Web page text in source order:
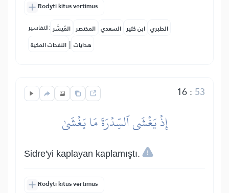
Rodyti kitus vertimus
التفاسير: المُيسَّر المختصر السعدي ابن كثير الطبري
النفحات المكية | هدايات
16: 53
إِذۡ يَغۡشَى ٱلسِّدۡرَةَ مَا يَغۡشَىٰ
Sidre'yi kaplayan kaplamıştı.
Rodyti kitus vertimus